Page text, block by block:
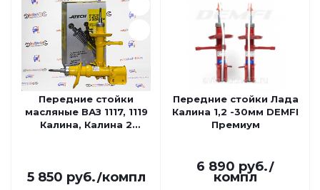
Передние стойки
масляные ВАЗ 1117, 1119
Калина, Калина 2
5 850 руб./компл
Передние стойки Лада
Калина 1,2 -30мм DEMFI
Премиум
6 890 руб./
компл